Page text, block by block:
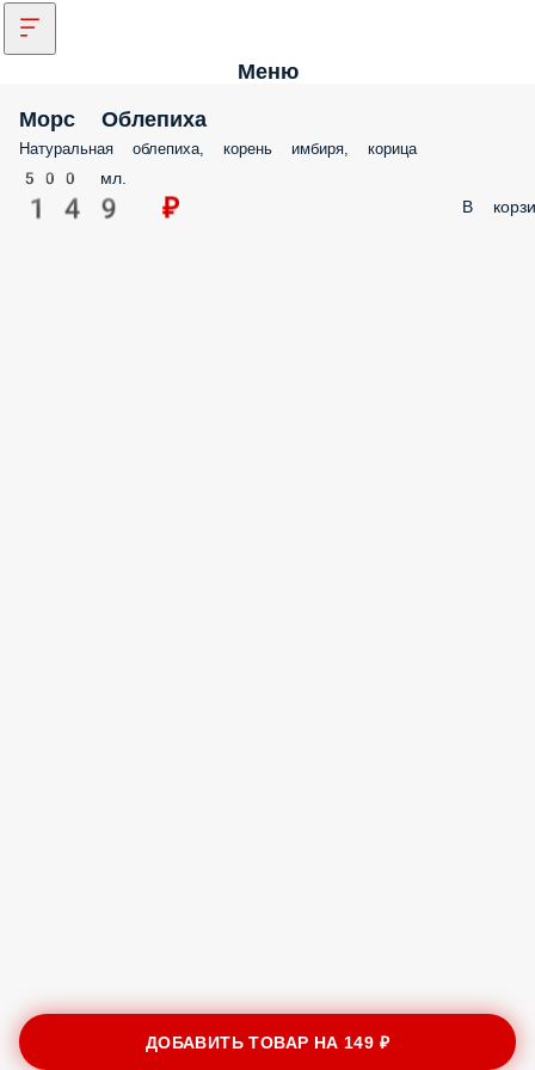
Меню
Морс Облепиха
Натуральная облепиха, корень имбиря, корица
500 мл.
149 ₽ В
ДОБАВИТЬ ТОВАР НА 149 ₽